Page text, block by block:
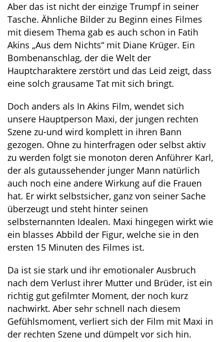
Aber das ist nicht der einzige Trumpf in seiner
Tasche. Ähnliche Bilder zu Beginn eines Filmes
mit diesem Thema gab es auch schon in Fatih
Akins „Aus dem Nichts“ mit Diane Krüger. Ein
Bombenanschlag, der die Welt der
Hauptcharaktere zerstört und das Leid zeigt, dass
eine solch grausame Tat mit sich bringt.
Doch anders als In Akins Film, wendet sich
unsere Hauptperson Maxi, der jungen rechten
Szene zu-und wird komplett in ihren Bann
gezogen. Ohne zu hinterfragen oder selbst aktiv
zu werden folgt sie monoton deren Anführer Karl,
der als gutaussehender junger Mann natürlich
auch noch eine andere Wirkung auf die Frauen
hat. Er wirkt selbstsicher, ganz von seiner Sache
überzeugt und steht hinter seinen
selbsternannten Idealen. Maxi hingegen wirkt wie
ein blasses Abbild der Figur, welche sie in den
ersten 15 Minuten des Filmes ist.
Da ist sie stark und ihr emotionaler Ausbruch
nach dem Verlust ihrer Mutter und Brüder, ist ein
richtig gut gefilmter Moment, der noch kurz
nachwirkt. Aber sehr schnell nach diesem
Gefühlsmoment, verliert sich der Film mit Maxi in
der rechten Szene und dümpelt vor sich hin.